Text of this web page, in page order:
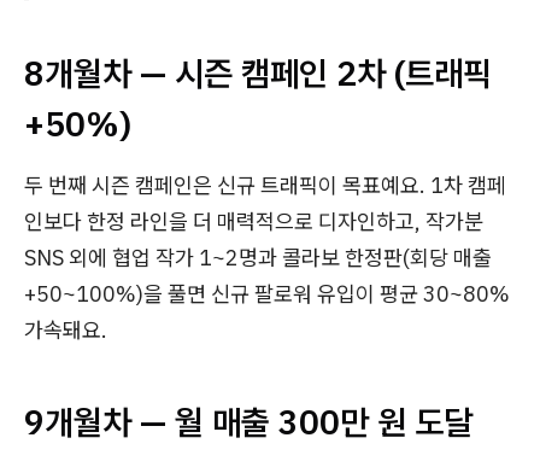
8개월차 — 시즌 캠페인 2차 (트래픽
+50%)
두 번째 시즌 캠페인은 신규 트래픽이 목표예요. 1차 캠페
인보다 한정 라인을 더 매력적으로 디자인하고, 작가분
SNS 외에 협업 작가 1~2명과 콜라보 한정판(회당 매출
+50~100%)을 풀면 신규 팔로워 유입이 평균 30~80%
가속돼요.
9개월차 — 월 매출 300만 원 도달